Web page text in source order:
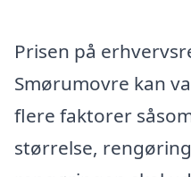
Prisen på
Smørumovre kan
flere faktorer
størrelse,